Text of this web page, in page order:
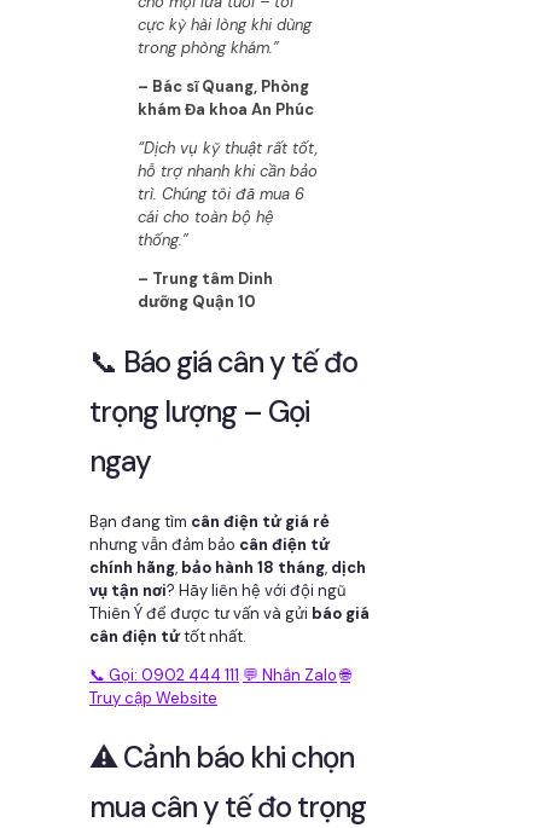
cực kỳ hài lòng khi dùng
trong phòng khám.”
– Bác sĩ Quang, Phòng
khám Đa khoa An Phúc
“Dịch vụ kỹ thuật rất tốt,
hỗ trợ nhanh khi cần bảo
trì. Chúng tôi đã mua 6
cái cho toàn bộ hệ
thống.”
– Trung tâm Dinh
dưỡng Quận 10
📞 Báo giá cân y tế đo
trọng lượng – Gọi
ngay
Bạn đang tìm cân điện tử giá rẻ
nhưng vẫn đảm bảo cân điện tử
chính hãng, bảo hành 18 tháng, dịch
vụ tận nơi? Hãy liên hệ với đội ngũ
Thiên Ý để được tư vấn và gửi báo giá
cân điện tửtốt nhất.
📞 Gọi: 0902 444 111 💬 Nhắn Zalo 🌐
Truy cập Website
⚠️ Cảnh báo khi chọn
mua cân y tế đo trọng